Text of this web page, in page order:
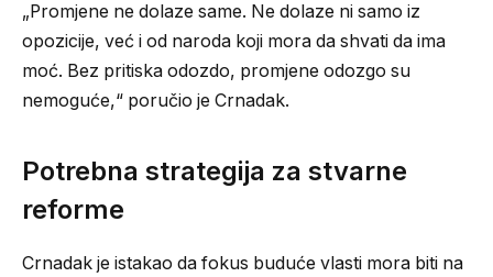
„Promjene ne dolaze same. Ne dolaze ni samo iz
opozicije, već i od naroda koji mora da shvati da ima
moć. Bez pritiska odozdo, promjene odozgo su
nemoguće,“ poručio je Crnadak.
Potrebna strategija za stvarne
reforme
Crnadak je istakao da fokus buduće vlasti mora biti na